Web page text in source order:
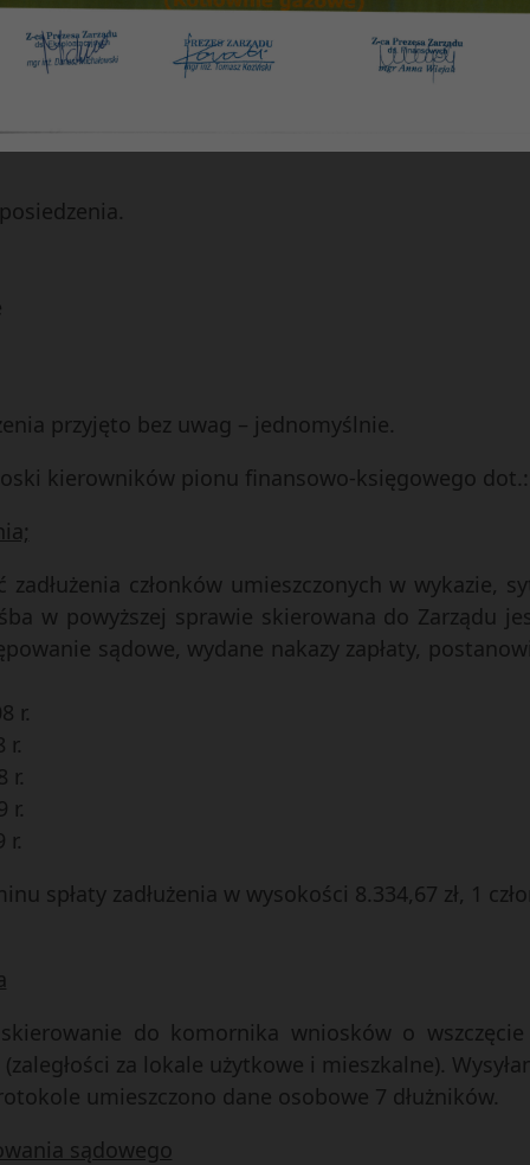
– Marta Rusinowicz
–
Krystyna Głuska
–
przyjęto bez uwag – jednomyślnie.
kierowników pionu finansowo-księgowego dot.:
zadłużenia członków umieszczonych w wykazie,
w powyższej sprawie skierowana do Zarządu
sądowe, wydane nakazy zapłaty,
r.
r.
r.
r.
r.
spłaty zadłużenia w wysokości 8.334,67 zł, 1
do komornika wniosków o
za lokale użytkowe i mieszkalne).
umieszczono dane osobowe 7 dłużników.
sądowego